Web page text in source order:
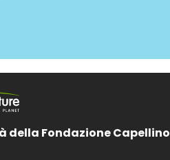
della Fondazione Capellino